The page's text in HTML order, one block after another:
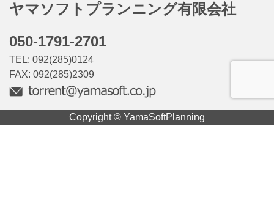
ヤマソフトプランニング有限会社
050-1791-2701
TEL: 092(285)0124
FAX: 092(285)2309
Copyright © YamaSoftPlanning